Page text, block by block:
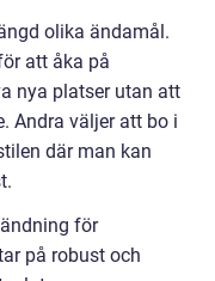
olika ändamål.
att åka på
nya platser utan att
Andra väljer att bo i
där man kan
för
på robust och